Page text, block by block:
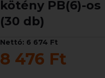
kötény PB(6)-os
(30 db)
Nettó: 6 674 Ft
8 476 Ft